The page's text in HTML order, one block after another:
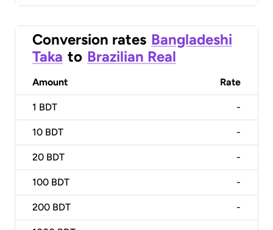
Conversion rates Bangladeshi
Taka to Brazilian Real
Amount Rate
1 BDT -
10 BDT -
20 BDT -
100 BDT -
200 BDT -